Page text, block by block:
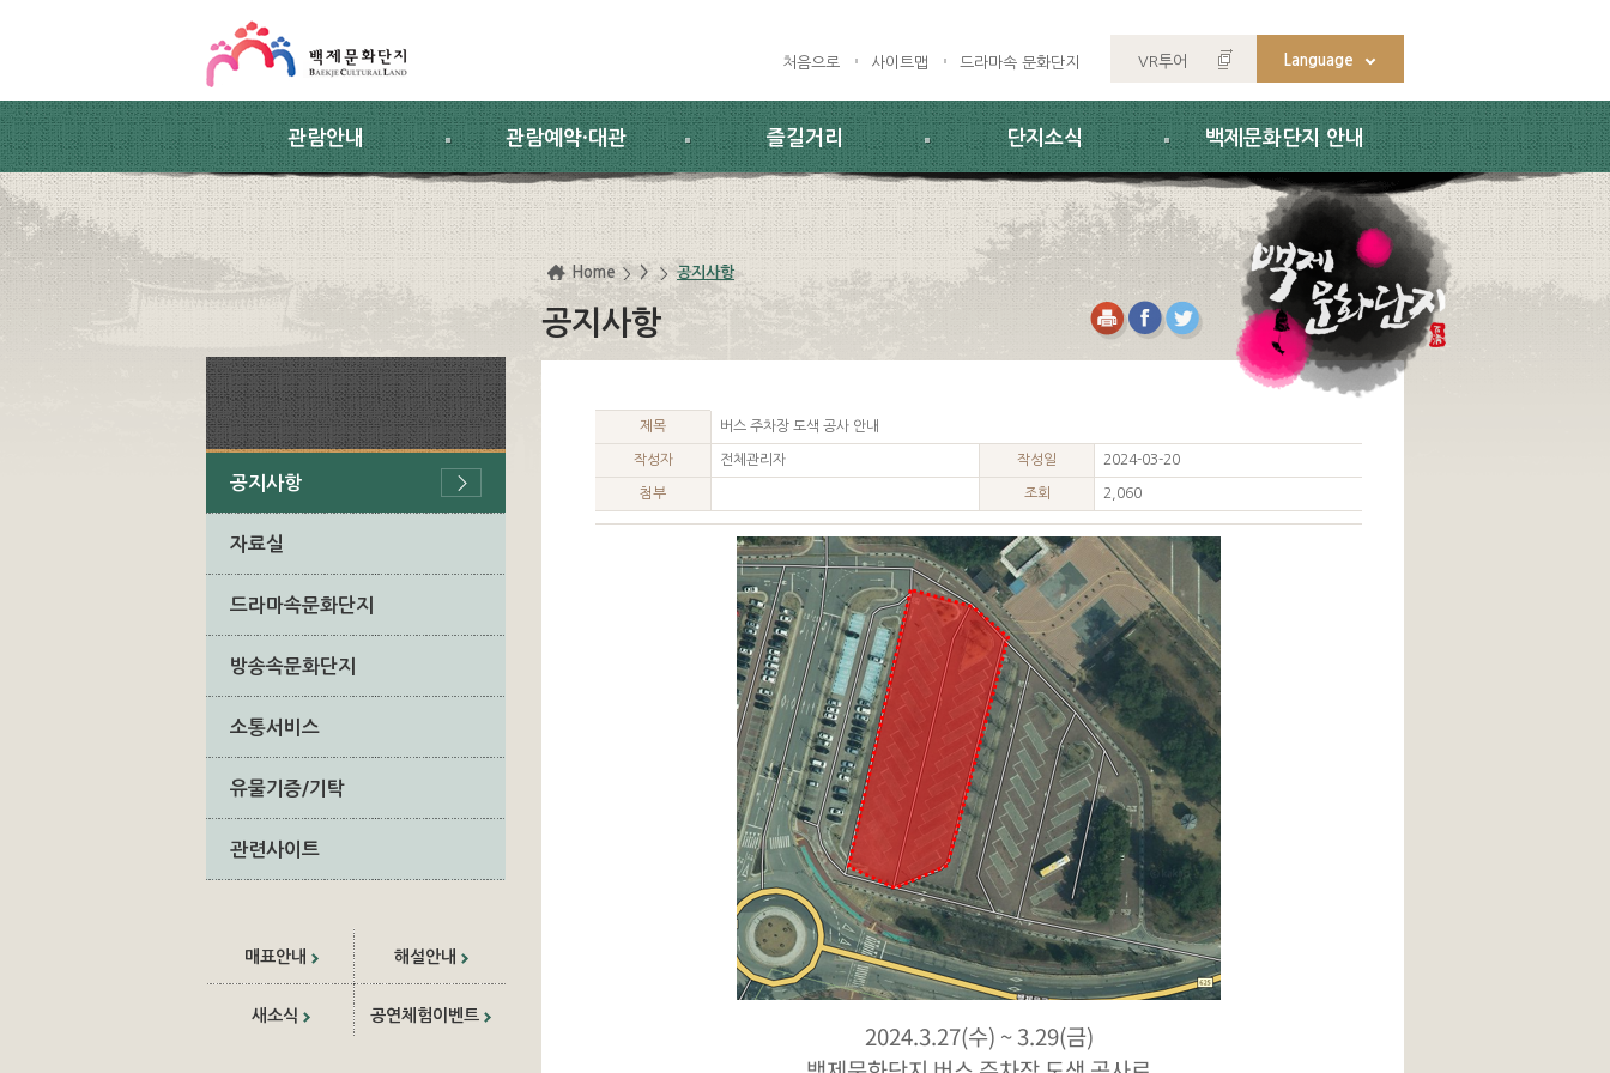
처음으로 사이트맵 드라마속 문화단지 VR투어 Language
관람안내 관람예약·대관 즐길거리 단지소식 백제문화단지 안내
공지사항
자료실
드라마속문화단지
방송속문화단지
소통서비스
유물기증/기탁
관련사이트
매표안내 해설안내
새소식 공연체험이벤트
Home > 공지사항
공지사항
제목 버스 주차장 도색 공사 안내
작성자 전체관리자 작성일 2024-03-20
첨부 조회 2,060
2024.3.27(수) ~ 3.29(금)